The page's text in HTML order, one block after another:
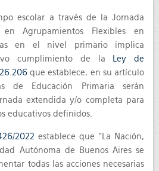
escolar a través de la Jornada
en Agrupamientos Flexibles en
en el nivel primario implica
cumplimiento de la
Ley de
que establece, en su artículo
de Educación Primaria serán
extendida y/o completa para
educativos definidos.
2022 establece que “La Nación,
Autónoma de Buenos Aires se
todas las acciones necesarias